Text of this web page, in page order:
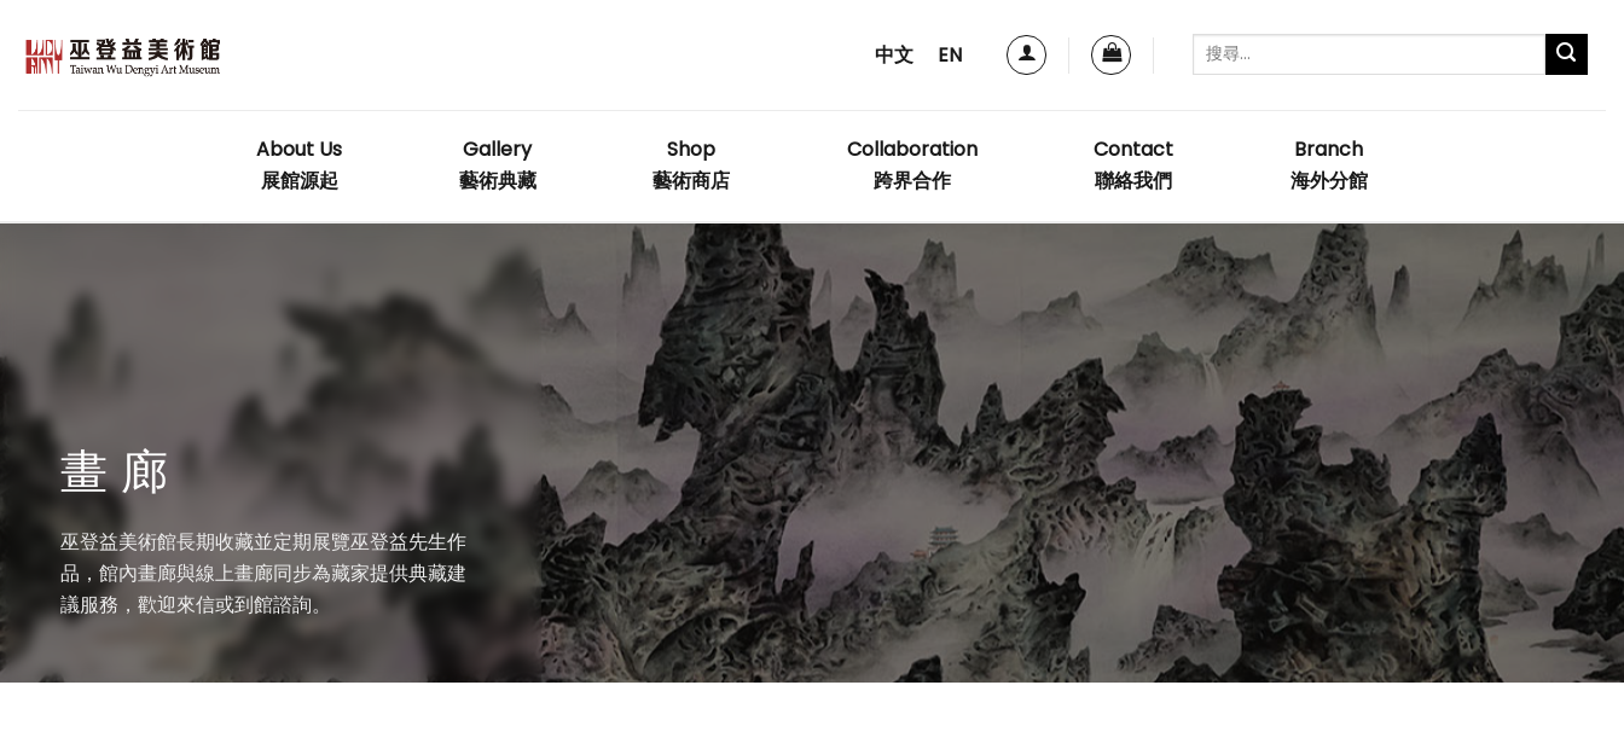
content
中文 EN
About Us
展館源起
Gallery
藝術典藏
Shop
藝術商店
Collaboration
跨界合作
Contact
聯絡我們
Branch
海外分館
畫 廊
巫登益美術館長期收藏並定期展覽巫登益先生作
品，館內畫廊與線上畫廊同步為藏家提供典藏建
議服務，歡迎來信或到館諮詢。